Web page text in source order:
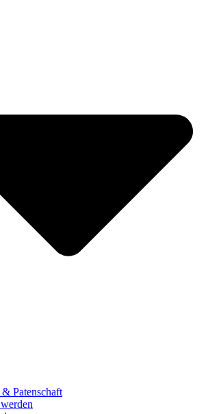
& Patenschaft